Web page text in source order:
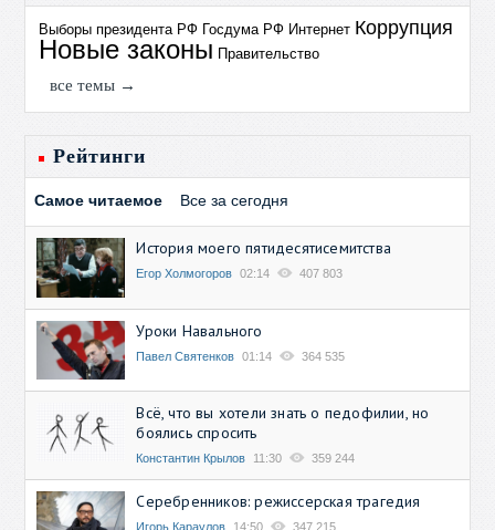
Выборы президента РФ Госдума РФ Интернет Коррупция
Новые законы Правительство
все темы →
Рейтинги
Самое читаемое Все за сегодня
История моего пятидесятисемитства
Егор Холмогоров 02:14 407 803
Уроки Навального
Павел Святенков 01:14 364 535
Всё, что вы хотели знать о педофилии, но
боялись спросить
Константин Крылов 11:30 359 244
Серебренников: режиссерская трагедия
Игорь Караулов 14:50 347 215